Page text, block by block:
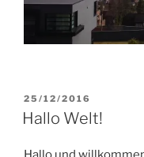
VERÖFFENTLICHT
AM
25/12/2016
Hallo Welt!